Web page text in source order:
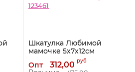
Шкатулка Любимой
мамочке 5х7х12см
дерево 123461
Артикул: 123461
Опт 312,00 руб